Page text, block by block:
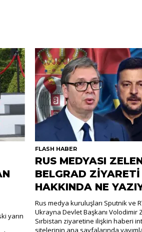
yarın
FLASH HABER
RUS MEDYASI
BELGRAD ZİYARETİ
HAKKINDA NE
Rus medya kuruluşları Sputnik ve
Ukrayna Devlet Başkanı Volodimir
Sırbistan ziyaretine ilişkin haberi
sitelerinin ana sayfalarında